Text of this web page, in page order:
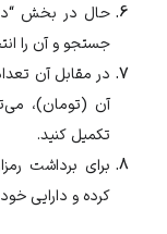
حال در بخش
جستجو و آن را
در مقابل آن
آن (تومان)،
تکمیل کنید.
برای برداشت
کرده و دارایی